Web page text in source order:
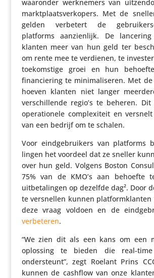
waaronder werk­ne­mers van
markt­plaats­ver­ko­pers. Met de
gelden verbetert de
platforms aanzien­lijk. De
klanten meer van hun geld ter
om rente mee te verdienen, te
toekom­stige groei en hun
finan­cie­ring te mini­ma­li­seren. Met de
hoeven klanten niet langer
verschil­lende regio’s te beheren.
opera­ti­o­nele complexi­teit en
van een bedrijf om te schalen.
Voor eind­ge­brui­kers van platforms
lingen het voordeel dat ze sneller
over hun geld. Volgens Boston
75% van de KMO’s aan behoefte
uitbe­ta­lingen op dezelfde dag². Door
te versnellen kunnen plat­form­klanten
deze vraag voldoen en de
verbe­teren.
“We zien dit als een kans om een
oplossing te bieden die real-time
onder­steunt”, zegt Roelant Prins
kunnen de cashflow van onze